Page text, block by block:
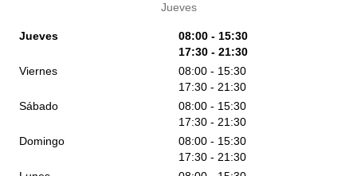
Jueves
Jueves
08:00 - 15:30
17:30 - 21:30
Viernes
08:00 - 15:30
17:30 - 21:30
Sábado
08:00 - 15:30
17:30 - 21:30
Domingo
08:00 - 15:30
17:30 - 21:30